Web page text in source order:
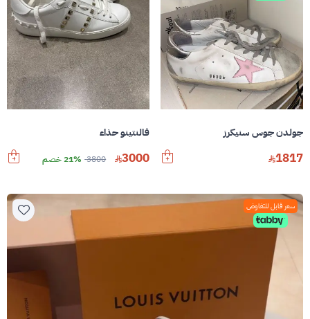
جولدن جوس سنيكرز
1817
فالنتينو حذاء
3000
3800 21% خصم
سعر قابل للتفاوض